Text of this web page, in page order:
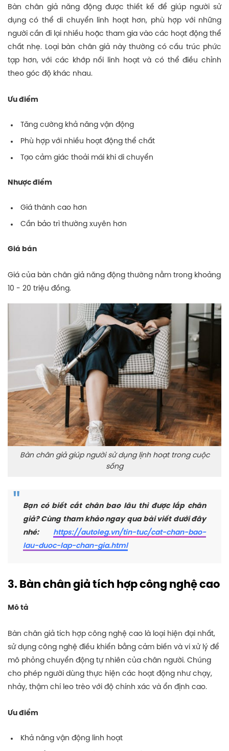
Bàn chân giả năng động được thiết kế để giúp người sử
dụng có thể di chuyển linh hoạt hơn, phù hợp với những
người cần đi lại nhiều hoặc tham gia vào các hoạt động thể
chất nhẹ. Loại bàn chân giả này thường có cấu trúc phức
tạp hơn, với các khớp nối linh hoạt và có thể điều chỉnh
theo góc độ khác nhau.
Ưu điểm
Tăng cường khả năng vận động
Phù hợp với nhiều hoạt động thể chất
Tạo cảm giác thoải mái khi di chuyển
Nhược điểm
Giá thành cao hơn
Cần bảo trì thường xuyên hơn
Giá bán
Giá của bàn chân giả năng động thường nằm trong khoảng
10 - 20 triệu đồng.
Bàn chân giả giúp người sử dụng lịnh hoạt trong cuộc
sống
Bạn có biết cắt chân bao lâu thì được lắp chân
giả? Cùng tham khảo ngay qua bài viết dưới đây
nhé: https://autoleg.vn/tin-tuc/cat-chan-bao-
lau-duoc-lap-chan-gia.html
3. Bàn chân giả tích hợp công nghệ cao
Mô tả
Bàn chân giả tích hợp công nghệ cao là loại hiện đại nhất,
sử dụng công nghệ điều khiển bằng cảm biến và vi xử lý để
mô phỏng chuyển động tự nhiên của chân người. Chúng
cho phép người dùng thực hiện các hoạt động như chạy,
nhảy, thậm chí leo trèo với độ chính xác và ổn định cao.
Ưu điểm
Khả năng vận động linh hoạt